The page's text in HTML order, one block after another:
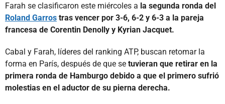
Farah se clasificaron este miércoles a la segunda ronda del
Roland Garros tras vencer por 3-6, 6-2 y 6-3 a la pareja
francesa de Corentin Denolly y Kyrian Jacquet.
Cabal y Farah, líderes del ranking ATP, buscan retomar la
forma en París, después de que se tuvieran que retirar en la
primera ronda de Hamburgo debido a que el primero sufrió
molestias en el aductor de su pierna derecha.